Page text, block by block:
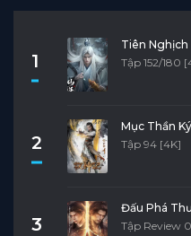
1
Tiên Nghịch
Tập 152/180
2
Mục Thần Ký
Tập 94 [4K]
3
Đấu Phá
Tập Review